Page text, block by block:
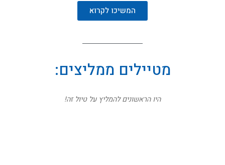
המשיכו לקרוא
מטיילים ממליצים:
היו הראשונים להמליץ על טיול זה!